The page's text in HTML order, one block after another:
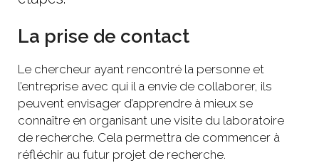
La prise de contact
Le chercheur ayant rencontré la personne et
l’entreprise avec qui il a envie de collaborer, ils
peuvent envisager d’apprendre à mieux se
connaître en organisant une visite du laboratoire
de recherche. Cela permettra de commencer à
réfléchir au futur projet de recherche.